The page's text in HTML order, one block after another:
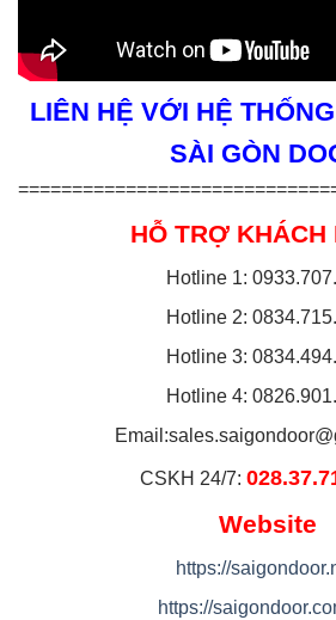
LIÊN HỆ VỚI HỆ
SÀI GÒN
HỖ TRỢ KHÁCH
Hotline 1:
Hotline 2:
Hotline 3:
Hotline 4:
Email:
CSKH 24/7:
Website
https://
https://